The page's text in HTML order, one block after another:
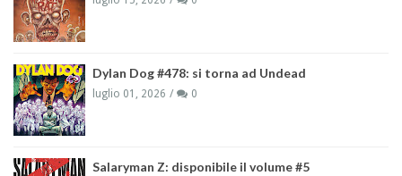
Dylan Dog #478: si torna ad Undead
luglio 01, 2026 0
Salaryman Z: disponibile il volume #5